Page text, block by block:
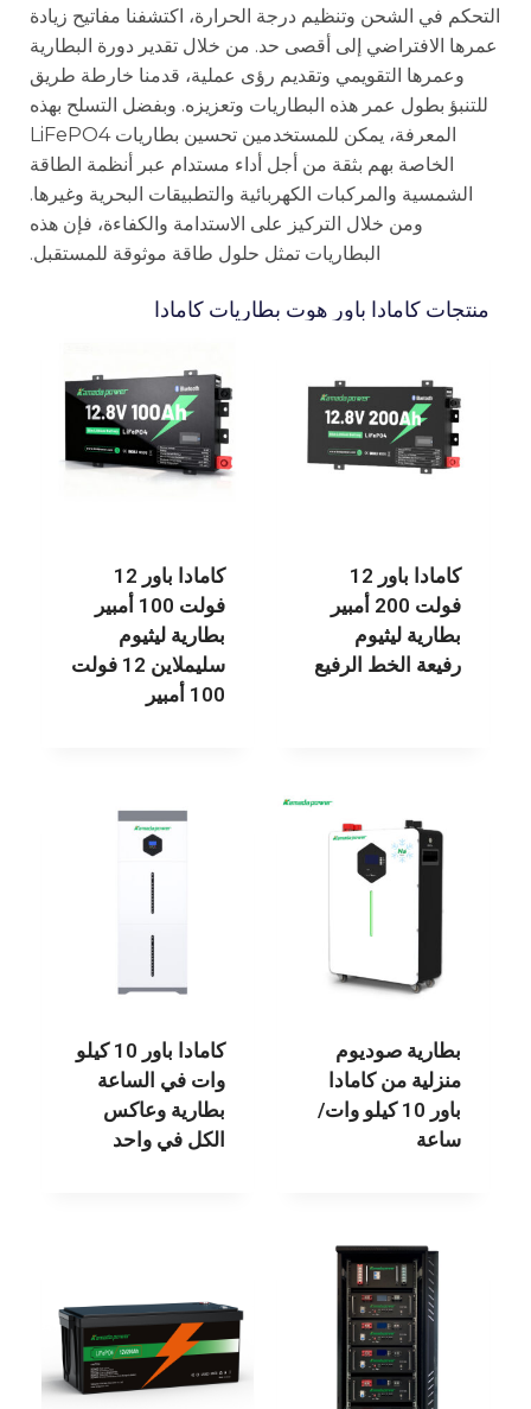
التحكم في الشحن وتنظيم درجة الحرارة، اكتشفنا مفاتيح زيادة
عمرها الافتراضي إلى أقصى حد. من خلال تقدير دورة البطارية
وعمرها التقويمي وتقديم رؤى عملية، قدمنا خارطة طريق
للتنبؤ بطول عمر هذه البطاريات وتعزيزه. وبفضل التسلح بهذه
المعرفة، يمكن للمستخدمين تحسين بطاريات LiFePO4
الخاصة بهم بثقة من أجل أداء مستدام عبر أنظمة الطاقة
الشمسية والمركبات الكهربائية والتطبيقات البحرية وغيرها.
ومن خلال التركيز على الاستدامة والكفاءة، فإن هذه
البطاريات تمثل حلول طاقة موثوقة للمستقبل.
منتجات كامادا باور هوت بطاريات كامادا
كامادا باور 12
فولت 200 أمبير
بطارية ليثيوم
رفيعة الخط الرفيع
كامادا باور 12
فولت 100 أمبير
بطارية ليثيوم
سليملاين 12 فولت
100 أمبير
بطارية صوديوم
منزلية من كامادا
باور 10 كيلو وات/
ساعة
كامادا باور 10 كيلو
وات في الساعة
بطارية وعاكس
الكل في واحد